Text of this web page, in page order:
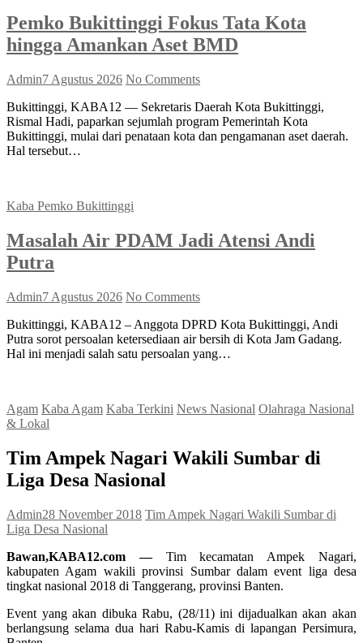
Pemko Bukittinggi Fokus Tata Kota
hingga Amankan Aset BMD
Admin7 Agustus 2026 No Comments
Bukittinggi, KABA12 — Sekretaris Daerah Kota Bukittinggi,
Rismal Hadi, paparkan sejumlah program Pemerintah Kota
Bukittinggi, mulai dari penataan kota dan pengamanan aset daerah.
Hal tersebut…
Kaba Pemko Bukittinggi
Masalah Air PDAM Jadi Atensi Andi
Putra
Admin7 Agustus 2026 No Comments
Bukittinggi, KABA12 – Anggota DPRD Kota Bukittinggi, Andi
Putra sorot persoalan ketersediaan air bersih di Kota Jam Gadang.
Hal ini menjadi salah satu persoalan yang…
Agam Kaba Agam Kaba Terkini News Nasional Olahraga Nasional
& Lokal
Tim Ampek Nagari Wakili Sumbar di
Liga Desa Nasional
Admin28 November 2018 Tim Ampek Nagari Wakili Sumbar di
Liga Desa Nasional
Bawan,KABA12.com —Tim kecamatan Ampek Nagari,
kabupaten Agam wakili provinsi Sumbar dalam event liga desa
tingkat nasional 2018 di Tanggerang, provinsi Banten.
Event yang akan dibuka Rabu, (28/11) ini dijadualkan akan akan
berlangsung selama dua hari Rabu-Kamis di lapangan Persimura,